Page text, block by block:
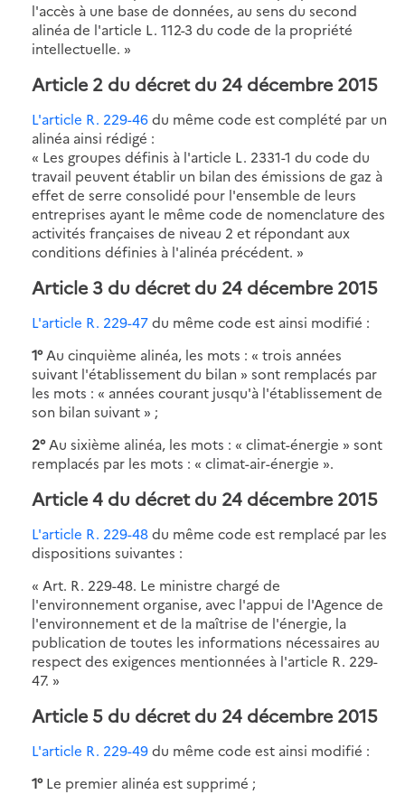
l'accès à une base de données, au sens du second
alinéa de l'article L. 112-3 du code de la propriété
intellectuelle. »
Article 2 du décret du 24 décembre 2015
L'article R. 229-46du même code est complété par un
alinéa ainsi rédigé :
« Les groupes définis à l'article L. 2331-1 du code du
travail peuvent établir un bilan des émissions de gaz à
effet de serre consolidé pour l'ensemble de leurs
entreprises ayant le même code de nomenclature des
activités françaises de niveau 2 et répondant aux
conditions définies à l'alinéa précédent. »
Article 3 du décret du 24 décembre 2015
L'article R. 229-47du même code est ainsi modifié :
1°Au cinquième alinéa, les mots : « trois années
suivant l'établissement du bilan » sont remplacés par
les mots : « années courant jusqu'à l'établissement de
son bilan suivant » ;
2°Au sixième alinéa, les mots : « climat-énergie » sont
remplacés par les mots : « climat-air-énergie ».
Article 4 du décret du 24 décembre 2015
L'article R. 229-48du même code est remplacé par les
dispositions suivantes :
« Art. R. 229-48. Le ministre chargé de
l'environnement organise, avec l'appui de l'Agence de
l'environnement et de la maîtrise de l'énergie, la
publication de toutes les informations nécessaires au
respect des exigences mentionnées à l'article R. 229-
47. »
Article 5 du décret du 24 décembre 2015
L'article R. 229-49du même code est ainsi modifié :
1°Le premier alinéa est supprimé ;